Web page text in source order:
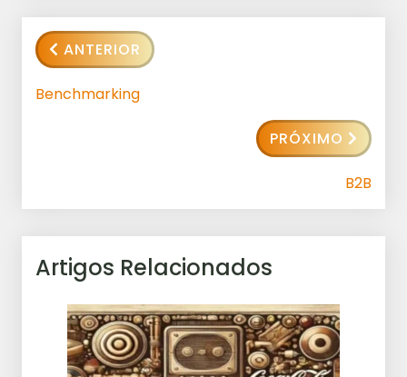
ANTERIOR
Benchmarking
PRÓXIMO
B2B
Artigos Relacionados